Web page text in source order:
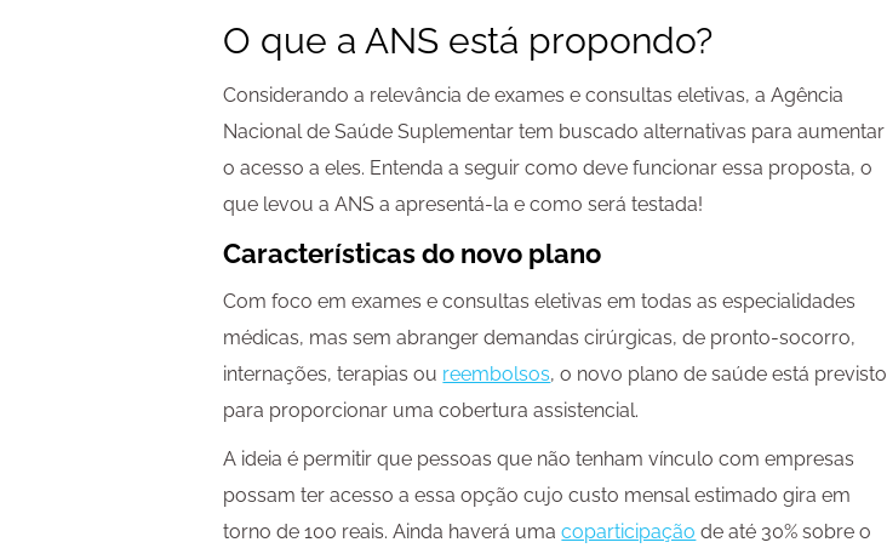
O que a ANS está propondo?
Considerando a relevância de exames e consultas eletivas, a Agência
Nacional de Saúde Suplementar tem buscado alternativas para aumentar
o acesso a eles. Entenda a seguir como deve funcionar essa proposta, o
que levou a ANS a apresentá-la e como será testada!
Características do novo plano
Com foco em exames e consultas eletivas em todas as especialidades
médicas, mas sem abranger demandas cirúrgicas, de pronto-socorro,
internações, terapias ou reembolsos, o novo plano de saúde está previsto
para proporcionar uma cobertura assistencial.
A ideia é permitir que pessoas que não tenham vínculo com empresas
possam ter acesso a essa opção cujo custo mensal estimado gira em
torno de 100 reais. Ainda haverá umacoparticipação de até 30% sobre o